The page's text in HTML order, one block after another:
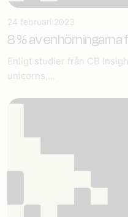
24 februari 2023
8 % av enhörningarna
Enligt studier från CB
unicorns,...